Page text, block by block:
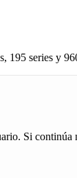
195 series y
Si